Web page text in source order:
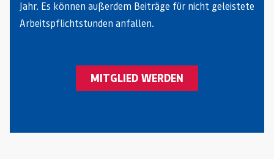
Jahr. Es können außerdem Beiträge für nicht geleistete
Arbeitspflichtstunden anfallen.
MITGLIED WERDEN